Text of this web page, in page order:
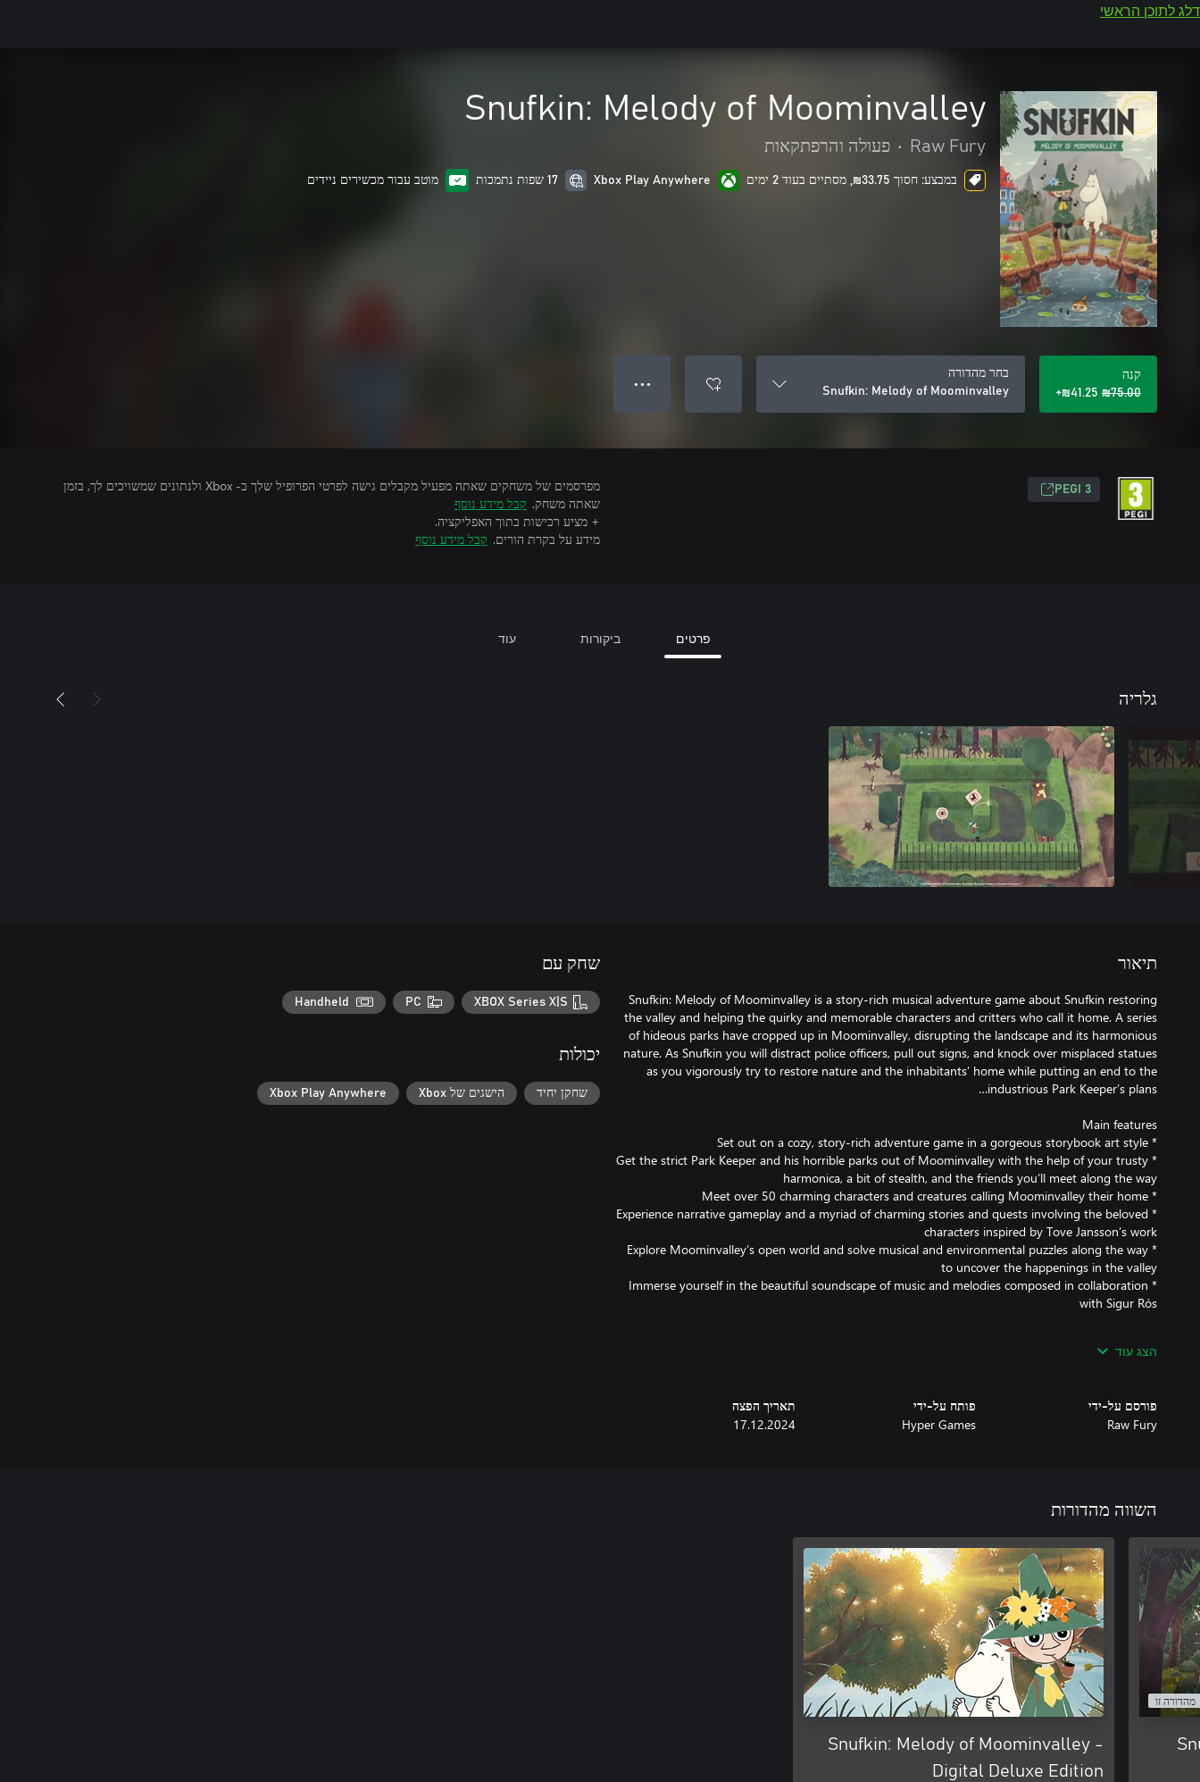
דלג לתוכן הראשי
Snufkin: Melody of Moominvalley
Raw Fury
• פעולה והרפתקאות
במבצע: חסוך ‪₪‎33.75‬, מסתיים בעוד 2 ימים Xbox Play Anywhere 17 שפות נתמכות מוטב עבור מכשירים ניידים
קנה
‪₪‎75.00‬
‪₪‎41.25‬+
בחר מהדורה
Snufkin: Melody of Moominvalley
● ● ●
PEGI 3
מפרסמים של משחקים שאתה מפעיל מקבלים גישה לפרטי הפרופיל שלך ב- Xbox ולנתונים שמשויכים לך, בזמן
שאתה משחק. קבל מידע נוסף
+ מציע רכישות בתוך האפליקציה.
מידע על בקרת הורים. קבל מידע נוסף
פרטים ביקורות עוד
גלריה
תיאור
Snufkin: Melody of Moominvalley is a story-rich musical adventure game about Snufkin restoring
the valley and helping the quirky and memorable characters and critters who call it home. A series
of hideous parks have cropped up in Moominvalley, disrupting the landscape and its harmonious
nature. As Snufkin you will distract police officers, pull out signs, and knock over misplaced statues
as you vigorously try to restore nature and the inhabitants’ home while putting an end to the
* Get the strict Park Keeper and his horrible parks out of Moominvalley with the help of your trusty
* Experience narrative gameplay and a myriad of charming stories and quests involving the beloved
* Explore Moominvalley’s open world and solve musical and environmental puzzles along the way
* Immerse yourself in the beautiful soundscape of music and melodies composed in collaboration
Finnish, Swedish, Norwegian, Danish, Polish, Brazilian Portuguese, Turkish
הצג עוד
פורסם על-ידי
Raw Fury
פותח על-ידי
Hyper Games
תאריך הפצה
17.12.2024
שחק עם
XBOX Series X|S
PC
Handheld
יכולות
שחקן יחיד הישגים של Xbox Xbox Play Anywhere
השווה מהדורות
מהדורה זו
Snufkin: Melody of Moominvalley -
Digital Deluxe Edition